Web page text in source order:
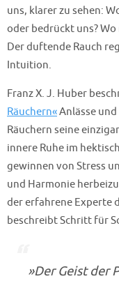
uns, klarer zu sehen:
oder bedrückt uns?
Der duftende Rauch
Intuition.
Franz X. J. Huber
Räuchern«Anlässe
Räuchern seine
innere Ruhe im
gewinnen von Stress
und Harmonie
der erfahrene Experte
beschreibt Schritt für
»Der Geist der